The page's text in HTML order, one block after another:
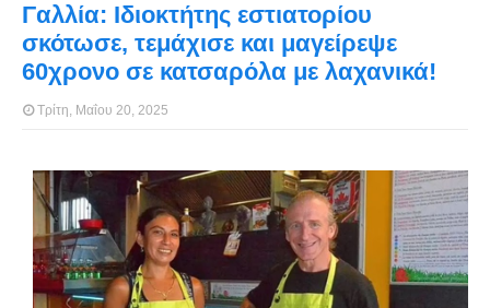
Γαλλία: Ιδιοκτήτης εστιατορίου
σκότωσε, τεμάχισε και μαγείρεψε
60χρονο σε κατσαρόλα με λαχανικά!
Τρίτη, Μαΐου 20, 2025